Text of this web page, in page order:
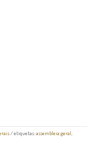
/ etiquetas:assembleia geral,